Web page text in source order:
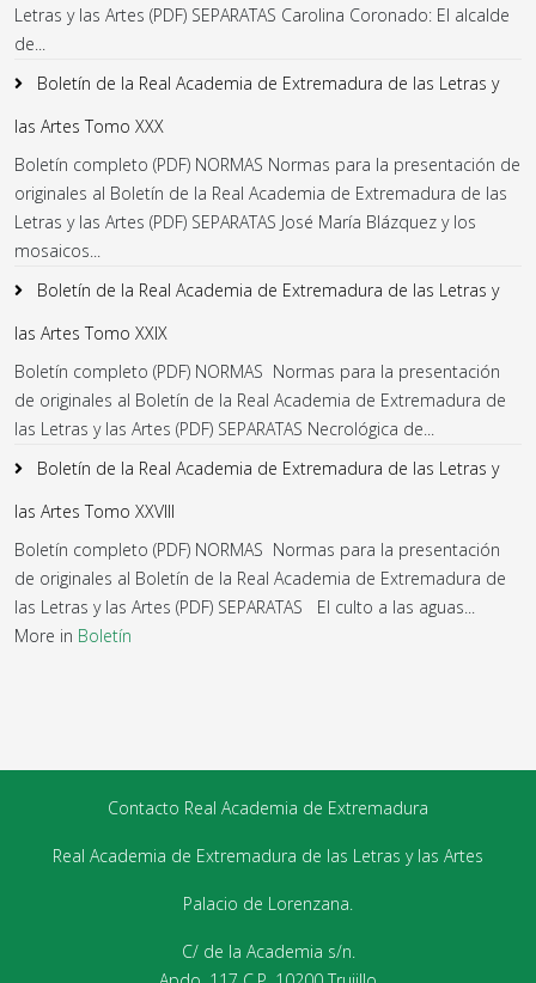
Letras y las Artes (PDF) SEPARATAS Carolina Coronado: El alcalde
de...
Boletín de la Real Academia de Extremadura de las Letras y
las Artes Tomo XXX
Boletín completo (PDF) NORMAS Normas para la presentación de
originales al Boletín de la Real Academia de Extremadura de las
Letras y las Artes (PDF) SEPARATAS José María Blázquez y los
mosaicos...
Boletín de la Real Academia de Extremadura de las Letras y
las Artes Tomo XXIX
Boletín completo (PDF) NORMAS Normas para la presentación
de originales al Boletín de la Real Academia de Extremadura de
las Letras y las Artes (PDF) SEPARATAS Necrológica de...
Boletín de la Real Academia de Extremadura de las Letras y
las Artes Tomo XXVIII
Boletín completo (PDF) NORMAS Normas para la presentación
de originales al Boletín de la Real Academia de Extremadura de
las Letras y las Artes (PDF) SEPARATAS El culto a las aguas...
More in Boletín
Contacto Real Academia de Extremadura
Real Academia de Extremadura de las Letras y las Artes
Palacio de Lorenzana.
C/ de la Academia s/n.